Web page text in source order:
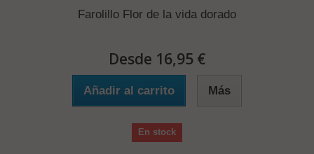
Farolillo Flor de la vida dorado
Desde 16,95 €
Añadir al carrito Más
En stock